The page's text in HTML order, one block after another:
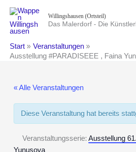
Inhalt
springen
Willingshausen (Ortsteil)
Das Malerdorf - Die
Start
Veranstaltungen
Ausstellung #PARADISEEE , Faina
« Alle Veranstaltungen
Diese Veranstaltung hat bereits
Veranstaltungsserie: Ausstellung
Yunusova